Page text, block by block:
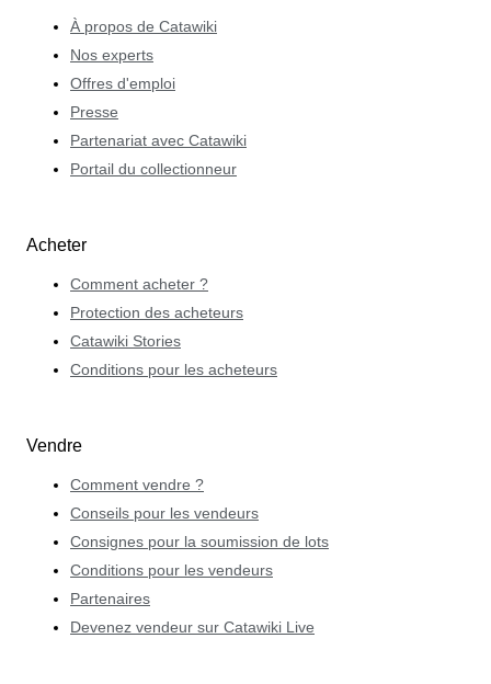
À propos de Catawiki
Nos experts
Offres d'emploi
Presse
Partenariat avec Catawiki
Portail du collectionneur
Acheter
Comment acheter ?
Protection des acheteurs
Catawiki Stories
Conditions pour les acheteurs
Vendre
Comment vendre ?
Conseils pour les vendeurs
Consignes pour la soumission de lots
Conditions pour les vendeurs
Partenaires
Devenez vendeur sur Catawiki Live